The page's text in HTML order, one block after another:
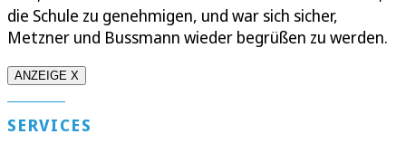
die Schule zu genehmigen, und war sich sicher,
Metzner und Bussmann wieder begrüßen zu werden.
ANZEIGE X
SERVICES